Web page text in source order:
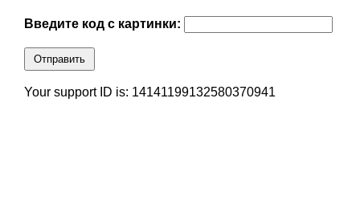
Введите код с картинки:
Отправить
Your support ID is: 14141199132580370941